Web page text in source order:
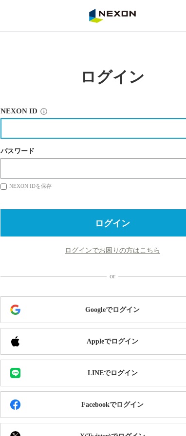
ログイン
NEXON ID
パスワード
NEXON IDを保存
ログイン
ログインでお困りの方はこちら
Googleでログイン
Appleでログイン
LINEでログイン
Facebookでログイン